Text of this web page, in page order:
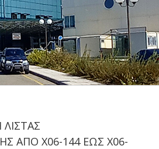
ΛΙΣΤΑΣ
ΑΠΟ Χ06-144 ΕΩΣ Χ06-